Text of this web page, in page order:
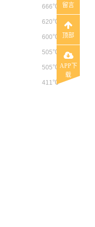
666℃
620℃
600℃
505℃
505℃
411℃
留言
顶部
APP下
载